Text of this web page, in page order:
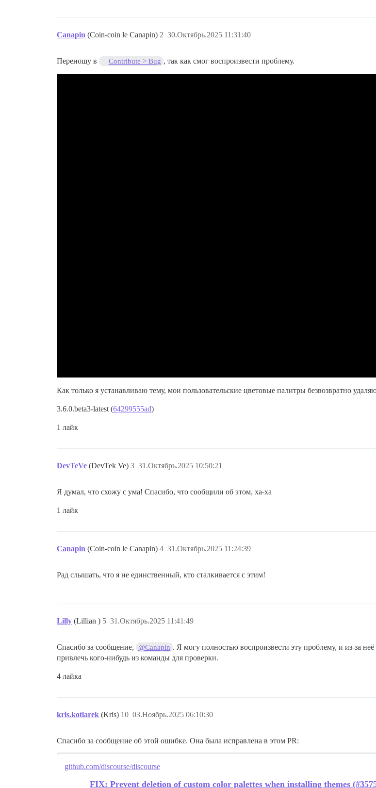
Canapin (Coin-coin le Canapin) 30.Октябрь.2025 11:31:40
2
Переношу в Contribute > Bug , так как смог воспроизвести проблему.
Как только я устанавливаю тему, мои пользовательские цветовые палитры безвозвратно
3.6.0.beta3-latest (64299555ad)
1 лайк
DevTeVe (DevTek Ve) 31.Октябрь.2025 10:50:21
3
Я думал, что схожу с ума! Спасибо, что сообщили об этом, ха-ха
1 лайк
Canapin (Coin-coin le Canapin) 31.Октябрь.2025 11:24:39
4
Рад слышать, что я не единственный, кто сталкивается с этим!
Lilly (Lillian ) 31.Октябрь.2025 11:41:49
5
Спасибо за сообщение, @Canapin . Я могу полностью воспроизвести эту проблему, и из-за
привлечь кого-нибудь из команды для проверки.
4 лайка
kris.kotlarek (Kris) 03.Ноябрь.2025 06:10:30
10
Спасибо за сообщение об этой ошибке. Она была исправлена в этом PR:
github.com/discourse/discourse
FIX: Prevent deletion of custom color palettes when installing themes